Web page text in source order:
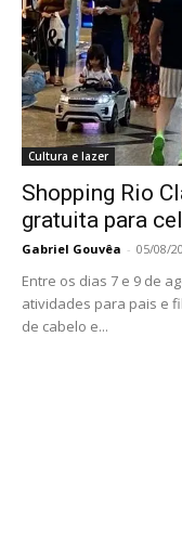
Cultura e lazer
Shopping Rio
gratuita para
Gabriel Gouvêa - 05/08/
Entre os dias 7 e 9 de
atividades para pais e
de cabelo e...